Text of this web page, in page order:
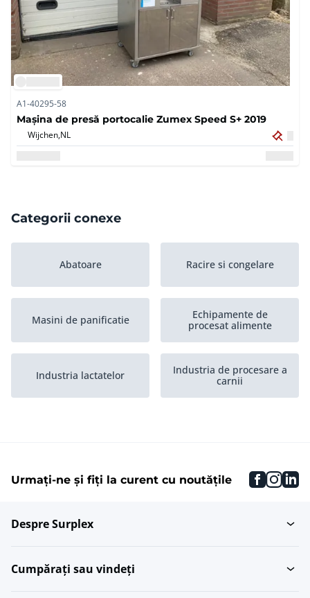
A1-40295-58
Mașina de presă portocalie Zumex Speed S+ 2019
Wijchen,NL
Categorii conexe
Abatoare Racire si congelare
Masini de panificatie
Echipamente de
procesat alimente
Industria lactatelor
Industria de procesare a
carnii
Masini de umplut lichide Gatire si prajire
Urmați-ne și fiți la curent cu noutățile
Despre Surplex
Cumpărați sau vindeți